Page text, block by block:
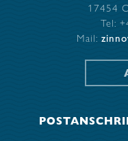
17454
Tel:
Mail: